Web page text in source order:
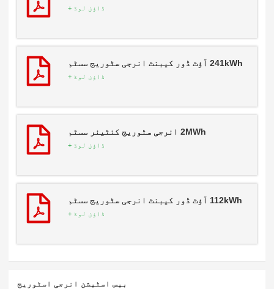
ڈاؤن لوڈ +
241kWh آؤٹ ڈور کیبنٹ انرجی سٹوریج سسٹم
ڈاؤن لوڈ +
2MWh انرجی سٹوریج کنٹینر سسٹم
ڈاؤن لوڈ +
112kWh آؤٹ ڈور کیبنٹ انرجی سٹوریج سسٹم
ڈاؤن لوڈ +
بیس اسٹیشن انرجی اسٹوریج